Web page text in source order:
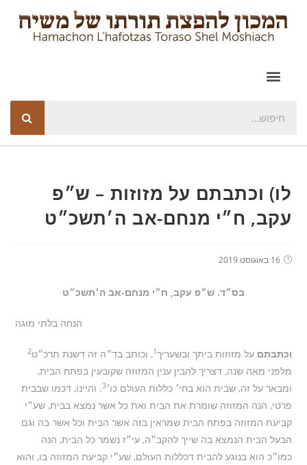
לו) וכתבתם על מזוזות – ש״פ
עקב, ח״י מנחם-אב ה׳תשכ״ט
16 באוגוסט 2019
בס״ד. ש״פ עקב, ח״י מנחם-אב ה׳תשכ״ט
הנחה בלתי מוגה
וכתבתםעל מזוזות ביתך ובשעריך1, וכותב בד״ה זה דשנת תרכ״ט2
מלפני מאה שנה, דצריך להבין ענין המזוזה שקובעין בפתח הבית,
ומבאר על זה, שבית הוא בחי׳ כללות העולם כו׳3. והיינו, דכמו שבבית
פרטי, הנה המזוזה שומרת את הבית ואת כל אשר נמצא בבית, שע״י
קביעת המזוזה בפתח הבית שמראין בזה אשר הבית וכל אשר בה וגם
הבעל הבית הנמצא בה שייך להקב״ה, עי״ז נשמר כל הבית, הנה
כמו״כ הוא בנוגע להבית דכללות העולם, שע״י קביעת המזוזה בו, והוא